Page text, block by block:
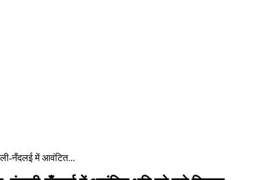
नँदलई में आवंटित...